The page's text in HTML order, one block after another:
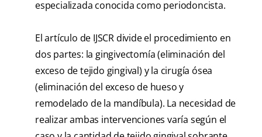
especializada conocida como periodoncista.
El artículo de IJSCR divide el procedimiento en
dos partes: la gingivectomía (eliminación del
exceso de tejido gingival) y la cirugía ósea
(eliminación del exceso de hueso y
remodelado de la mandíbula). La necesidad de
realizar ambas intervenciones varía según el